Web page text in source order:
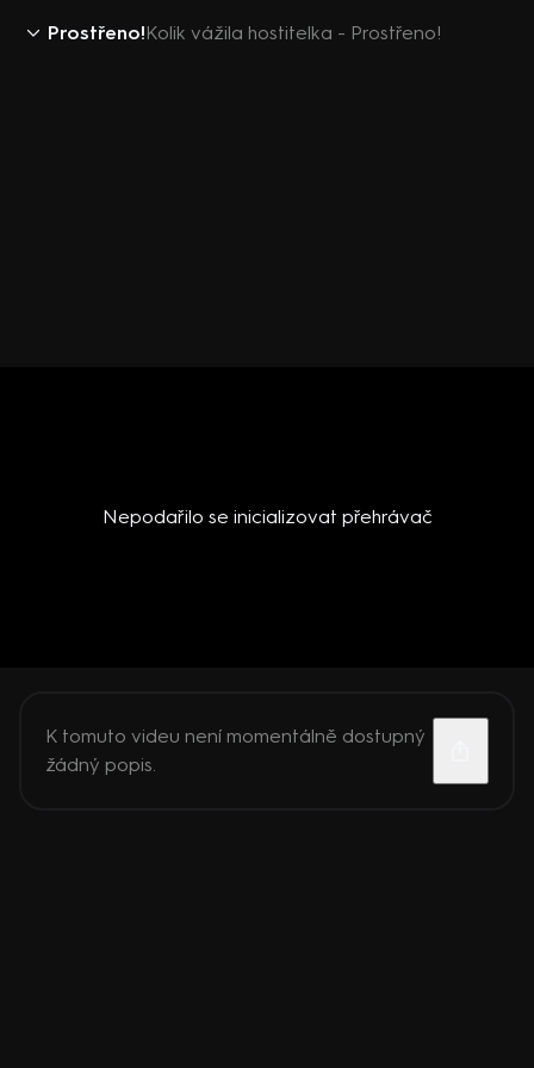
Prostřeno!Kolik vážila hostitelka - Prostřeno!
Nepodařilo se inicializovat přehrávač
K tomuto videu není momentálně dostupný
žádný popis.